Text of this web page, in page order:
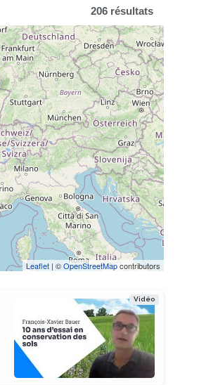
206 résultats
Leaflet | ©OpenStreetMapcontributors
Vidéo